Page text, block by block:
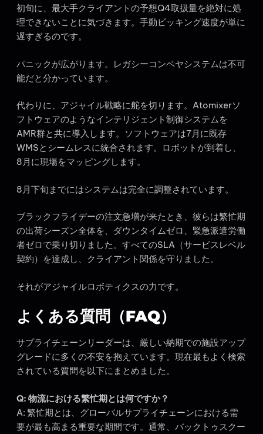
初旬に、最大手クライアントの予想Q4取扱量を絶対に処
理できないことに気づきます。手動ピッキング速度が単に
遅すぎるのです。
パニックが広がります。レガシーコンベヤシステムは不可
能だと分かっています。
代わりに、アジャイル戦略に舵を切ります。Atomixerソ
フトウェアのようなインテリジェント制御システムを
AMR群と共に導入します。ソフトウェアは7月に既存
WMSとシームレスに統合されます。ロボットが到着し、
8月に現場をマッピングします。
8月下旬までにはシステムは完全に調整されています。
ブラックフライデーの注文急増が来たとき、彼らは繁忙期
の出荷シーズン全体を、ダウンタイムゼロ、緊急派遣労働
者ゼロで乗り切りました。すべてのSLA（サービスレベル
契約）を達成し、クライアント関係を守りました。
それがアジャイルロボティクスの力です。
よくある質問（FAQ）
サプライチェーンリーダーは、厳しい納期での施設アップ
グレードに多くの不安を抱えています。現在最もよく検索
されている質問を以下にまとめました。
Q: 物流における繁忙期とは何ですか？
A: 繁忙期とは、グローバルサプライチェーンにおける需
要が最も高まる重要な期間です。通常、バックトゥスクー